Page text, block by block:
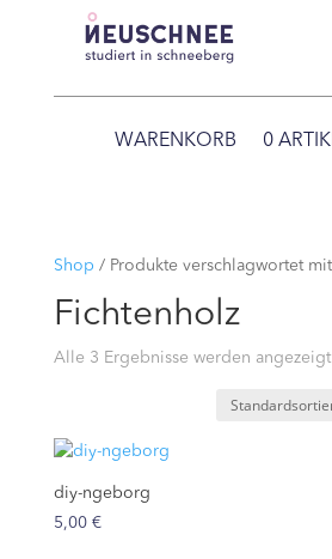
WARENKORB 0
Shop / Produkte verschlagwortet mit
Fichtenholz
Alle 3 Ergebnisse werden angezeigt
diy-ngeborg
5,00 €